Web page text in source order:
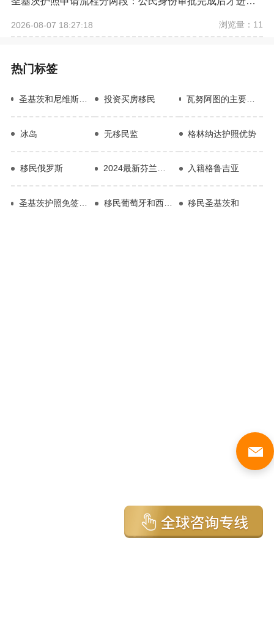
2026-08-07 18:27:18 浏览量：11
热门标签
圣基茨和尼维斯投资入籍项目 投资买房移民
冰岛 无移民监 格林纳达护照优势
移民俄罗斯 2024最新芬兰移民条件 入籍格鲁吉亚
圣基茨护照免签国家名单 移民葡萄牙和西班牙 移民圣基茨和